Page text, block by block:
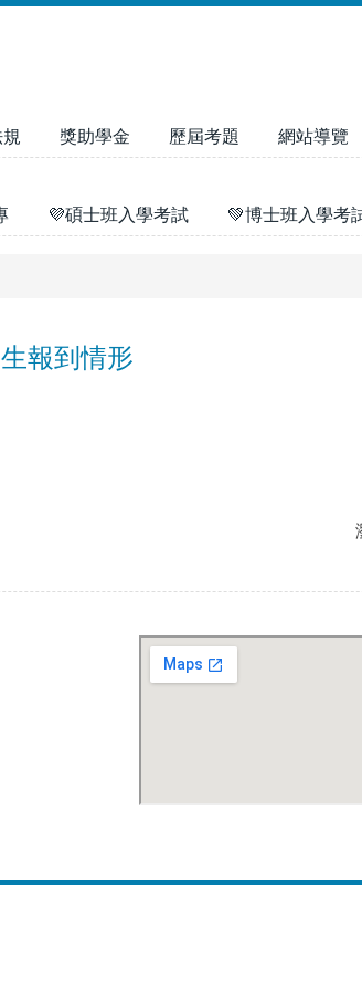
獎助學金 歷屆考題 網站導覽
💜碩士班入學考試 💚博士班入學考
報到情形